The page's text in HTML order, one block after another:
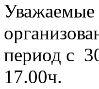
период с
17.00ч.